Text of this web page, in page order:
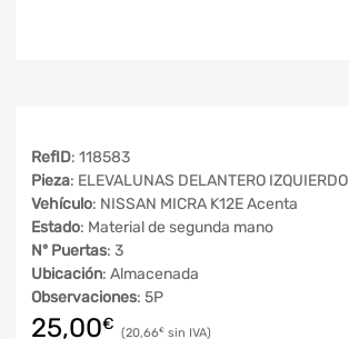
RefID: 118583
Pieza: ELEVALUNAS DELANTERO IZQUIERDO
Vehículo: NISSAN MICRA K12E Acenta
Estado: Material de segunda mano
Nº Puertas: 3
Ubicación: Almacenada
Observaciones: 5P
25,00€ 20,66€